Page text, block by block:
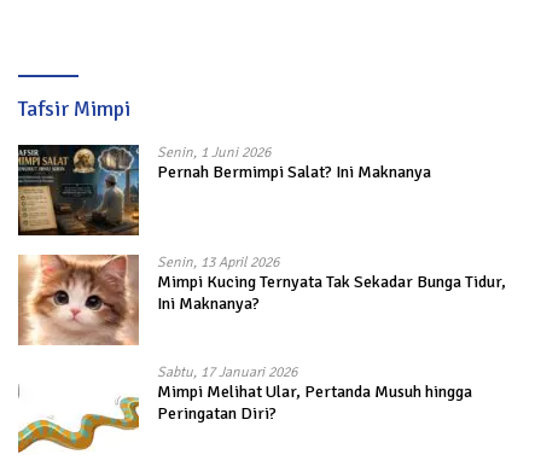
Tafsir Mimpi
Senin, 1 Juni 2026
Pernah Bermimpi Salat? Ini Maknanya
Senin, 13 April 2026
Mimpi Kucing Ternyata Tak Sekadar Bunga Tidur,
Ini Maknanya?
Sabtu, 17 Januari 2026
Mimpi Melihat Ular, Pertanda Musuh hingga
Peringatan Diri?